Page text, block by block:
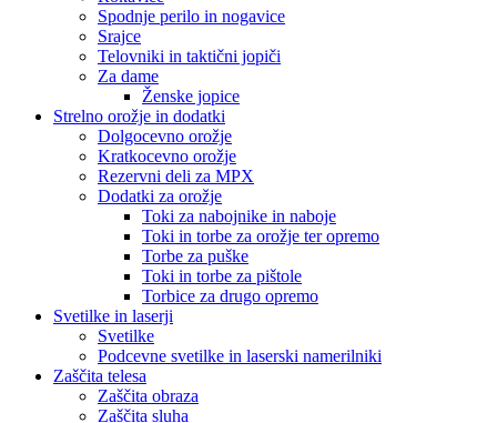
Spodnje perilo in nogavice
Srajce
Telovniki in taktični jopiči
Za dame
Ženske jopice
Strelno orožje in dodatki
Dolgocevno orožje
Kratkocevno orožje
Rezervni deli za MPX
Dodatki za orožje
Toki za nabojnike in naboje
Toki in torbe za orožje ter opremo
Torbe za puške
Toki in torbe za pištole
Torbice za drugo opremo
Svetilke in laserji
Svetilke
Podcevne svetilke in laserski namerilniki
Zaščita telesa
Zaščita obraza
Zaščita sluha